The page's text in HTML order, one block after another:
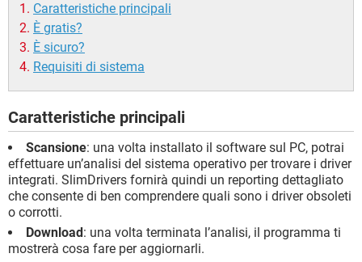
Caratteristiche principali
È gratis?
È sicuro?
Requisiti di sistema
Caratteristiche principali
Scansione: una volta installato il software sul PC, potrai
effettuare un’analisi del sistema operativo per trovare i driver
integrati. SlimDrivers fornirà quindi un reporting dettagliato
che consente di ben comprendere quali sono i driver obsoleti
o corrotti.
Download : una volta terminata l’analisi, il programma ti
mostrerà cosa fare per aggiornarli.